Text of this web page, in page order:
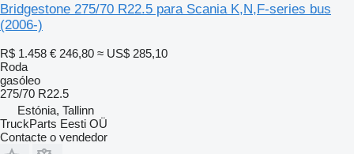
Bridgestone 275/70 R22.5 para Scania K,N,F-series bus
(2006-)
R$ 1.458 € 246,80 ≈ US$ 285,10
Roda
gasóleo
275/70 R22.5
Estónia, Tallinn
TruckParts Eesti OÜ
Contacte o vendedor